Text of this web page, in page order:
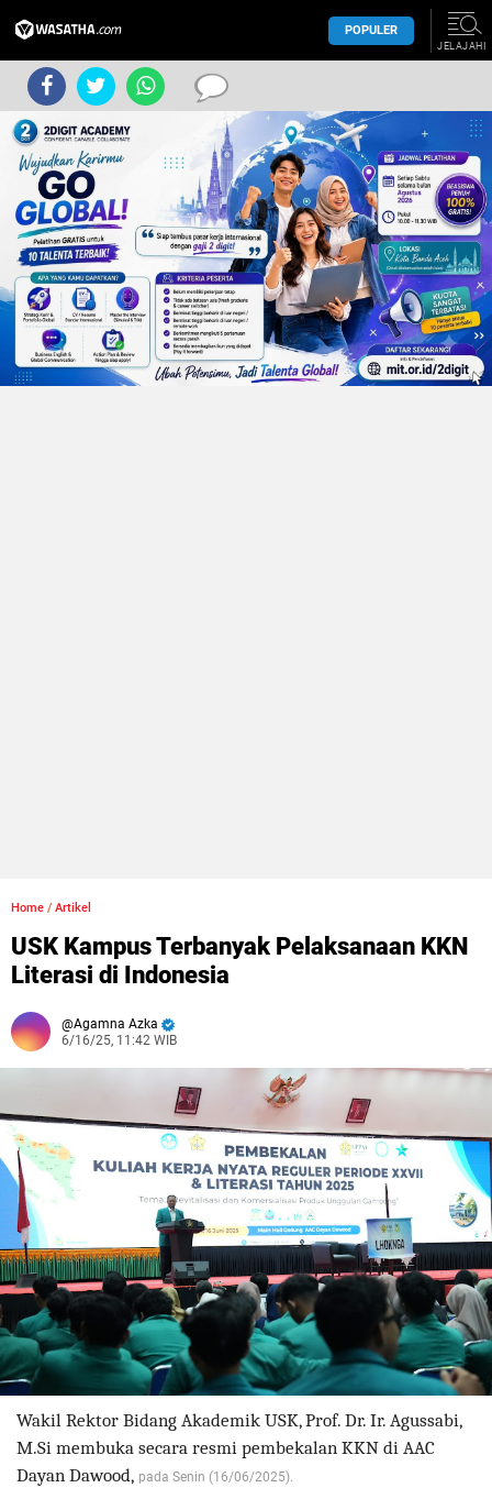
POPULER
JELAJAHI
Home / Artikel
USK Kampus Terbanyak Pelaksanaan KKN
Literasi di Indonesia
Agamna Azka
6/16/25, 11:42 WIB
Wakil Rektor Bidang Akademik USK, Prof. Dr. Ir. Agussabi,
M.Si membuka secara resmi pembekalan KKN di AAC
Dayan Dawood, pada Senin (16/06/2025).